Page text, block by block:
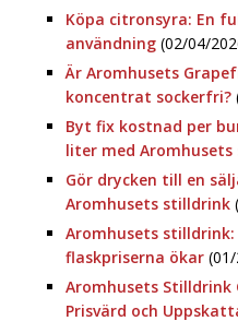
Köpa citronsyra: En
användning (02/04/
Är Aromhusets
koncentrat sockerfri?
Byt fix kostnad per
liter med
Gör drycken till en
Aromhusets stilldrink
Aromhusets
flaskpriserna ökar
Aromhusets Stilldrink
Prisvärd och